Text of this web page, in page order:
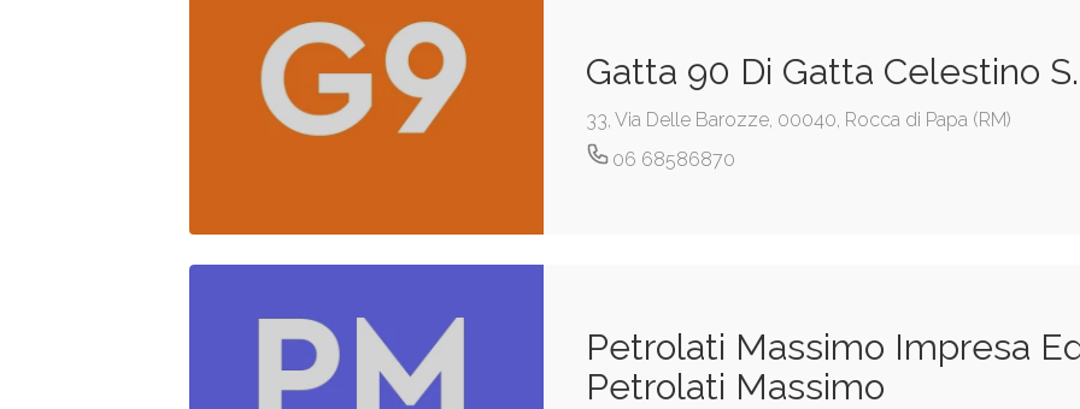
Gatta 90 Di Gatta Celestino
33, Via Delle Barozze, 00040, Rocca di Papa (RM)
06 68586870
Petrolati Massimo Impresa
Petrolati Massimo